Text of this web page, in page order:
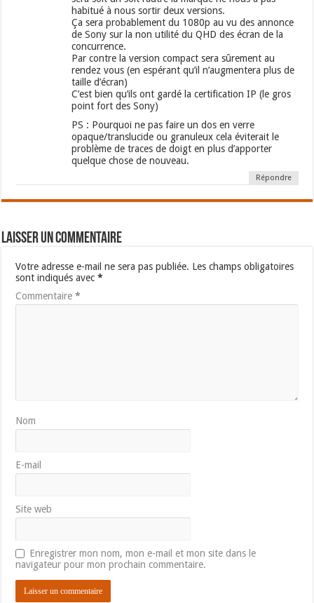
habitué à nous sortir deux versions.
Ça sera probablement du 1080p au vu des annonce
de Sony sur la non utilité du QHD des écran de la
concurrence.
Par contre la version compact sera sûrement au
rendez vous (en espérant qu’il n’augmentera plus de
taille d’écran)
C’est bien qu’ils ont gardé la certification IP (le gros
point fort des Sony)
PS : Pourquoi ne pas faire un dos en verre
opaque/translucide ou granuleux cela éviterait le
problème de traces de doigt en plus d’apporter
quelque chose de nouveau.
Répondre
Laisser un commentaire
Votre adresse e-mail ne sera pas publiée. Les champs obligatoires
sont indiqués avec*
Commentaire*
Nom
E-mail
Site web
Enregistrer mon nom, mon e-mail et mon site dans le
navigateur pour mon prochain commentaire.